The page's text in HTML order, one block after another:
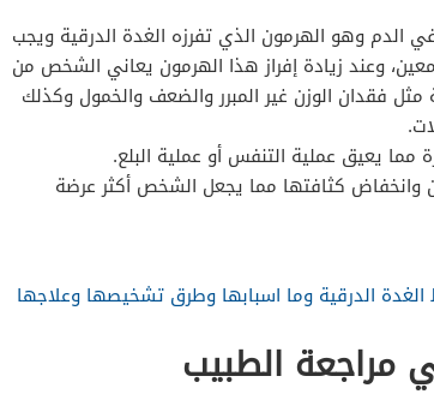
الدم وهو الهرمون الذي تفرزه الغدة الدرقية ويجب
وعند زيادة إفراز هذا الهرمون يعاني الشخص من
فقدان الوزن غير المبرر والضعف والخمول وكذلك
مما يعيق عملية التنفس أو عملية البلع.
كثافتها مما يجعل الشخص أكثر عرضة
الدرقية وما اسبابها وطرق تشخيصها وعلاجها
مراجعة الطبيب